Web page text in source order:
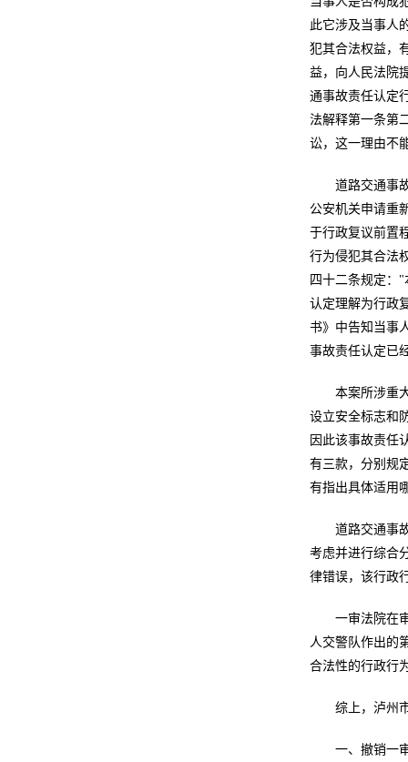
此它涉及当事人
犯其合法权益，
益，向人民法院
通事故责任认定
法解释第一条第
讼，这一理由不
道路交通事
公安机关申请重
于行政复议前置
行为侵犯其合法
四十二条规定：
认定理解为行政
书》中告知当事
事故责任认定已
本案所涉重
设立安全标志和
因此该事故责任
有三款，分别规
有指出具体适用
道路交通事
考虑并进行综合
律错误，该行政
一审法院在
人交警队作出的
合法性的行政行
综上，泸州
一、撤销一